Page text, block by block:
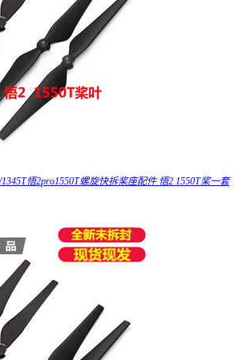
悟2pro1550T螺旋快拆桨座配件 悟2 1550T桨一套